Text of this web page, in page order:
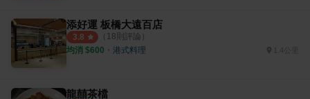
添好運 板橋大遠百店
3.8 （ 18則評論）
均消 $600 ・ 港式料理 1.4公里
龍囍茶檔